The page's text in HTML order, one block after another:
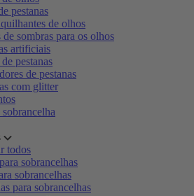
pestanas
de olhos
de sombras para os olhos
artificiais
pestanas
de pestanas
com glitter
todos
sobrancelhas
sobrancelhas
para sobrancelhas